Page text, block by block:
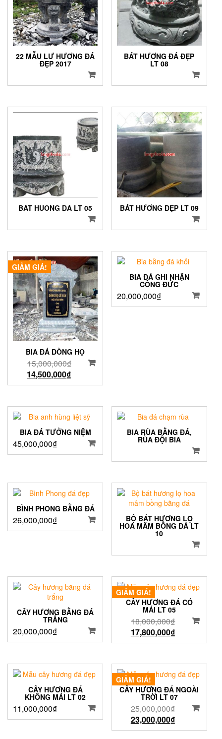
22 MẪU LƯ HƯƠNG ĐÁ
ĐẸP 2017
BÁT HƯƠNG ĐÁ ĐẸP
LT 08
BAT HUONG DA LT 05 BÁT HƯƠNG ĐẸP LT 09
GIẢM GIÁ!
BIA ĐÁ DÒNG HỌ
15,000,000₫
14,500,000₫
BIA ĐÁ GHI NHẬN
CÔNG ĐỨC
20,000,000₫
BIA ĐÁ TƯỞNG NIỆM
45,000,000₫
BIA RÙA BẰNG ĐÁ,
RÙA ĐỘI BIA
BÌNH PHONG BẰNG ĐÁ
26,000,000₫ BỘ BÁT HƯƠNG LỌ
HOA MÂM BỒNG ĐÁ LT
10
CÂY HƯƠNG BẰNG ĐÁ
TRẮNG
20,000,000₫
GIẢM GIÁ!
CÂY HƯƠNG ĐÁ CÓ
MÁI LT 05
18,000,000₫
17,800,000₫
CÂY HƯƠNG ĐÁ
KHÔNG MÁI LT 02
11,000,000₫
GIẢM GIÁ!
CÂY HƯƠNG ĐÁ NGOÀI
TRỜI LT 07
25,000,000₫
23,000,000₫